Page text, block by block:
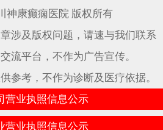
神康癫痫医院 版权所有
涉及版权问题，请速与我们联系
流平台，不作为广告宣传。
参考，不作为诊断及医疗依据。
营业执照信息公示
营业执照信息公示